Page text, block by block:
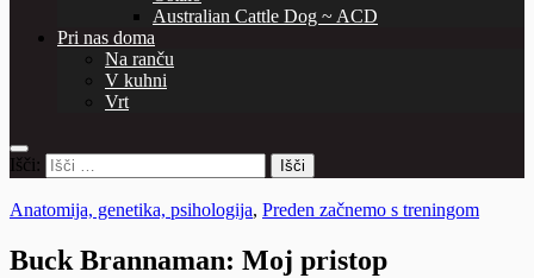
Australian Cattle Dog ~ ACD
Pri nas doma
Na ranču
V kuhni
Vrt
Išči:
Anatomija, genetika, psihologija, Preden začnemo s treningom
Buck Brannaman: Moj pristop